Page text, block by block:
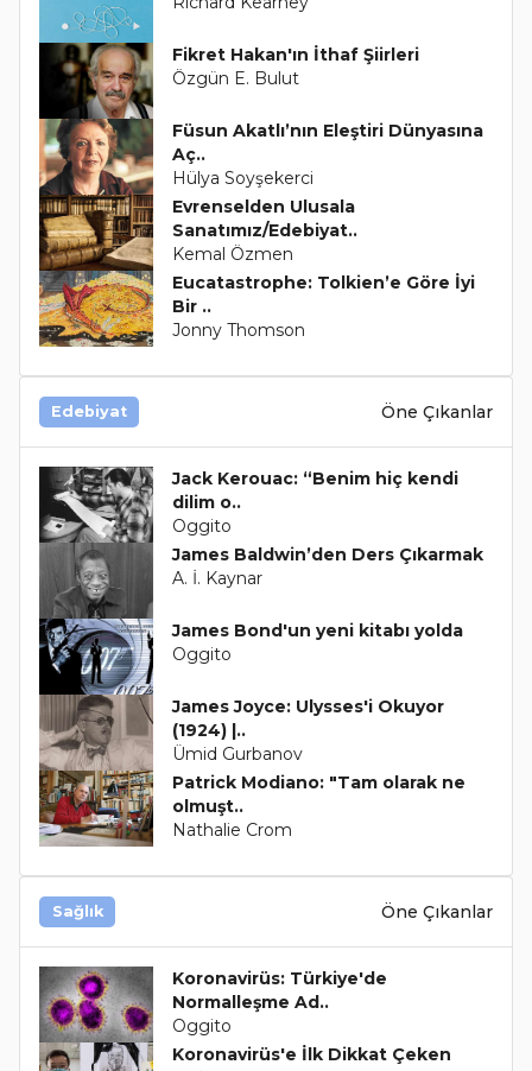
Fikret Hakan'ın İthaf Şiirleri
Özgün E. Bulut
Füsun Akatlı’nın Eleştiri Dünyasına
Aç..
Hülya Soyşekerci
Evrenselden Ulusala
Sanatımız/Edebiyat..
Kemal Özmen
Eucatastrophe: Tolkien’e Göre İyi
Bir ..
Jonny Thomson
Edebiyat Öne Çıkanlar
Jack Kerouac: “Benim hiç kendi
dilim o..
Oggito
James Baldwin’den Ders Çıkarmak
A. İ. Kaynar
James Bond'un yeni kitabı yolda
Oggito
James Joyce: Ulysses'i Okuyor
(1924) |..
Ümid Gurbanov
Patrick Modiano: "Tam olarak ne
olmuşt..
Nathalie Crom
Sağlık Öne Çıkanlar
Koronavirüs: Türkiye'de
Normalleşme Ad..
Oggito
Koronavirüs'e İlk Dikkat Çeken